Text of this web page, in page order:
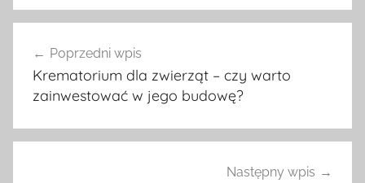
wpisu
Poprzedni wpis
Krematorium dla zwierząt – czy warto
zainwestować w jego budowę?
Następny wpis